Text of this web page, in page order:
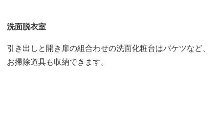
洗面脱衣室
引き出しと開き扉の組合わせの洗面化粧台はバケツなど、
お掃除道具も収納できます。